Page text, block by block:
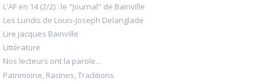
L'AF en 14 (2/2) : le "Journal" de Bainville
Les Lundis de Louis-Joseph Delanglade
Lire Jacques Bainville
Littérature
Nos lecteurs ont la parole...
Patrimoine, Racines, Traditions